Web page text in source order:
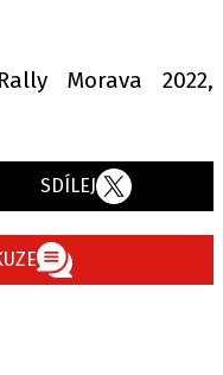
Morava 2022,
SDÍLEJ